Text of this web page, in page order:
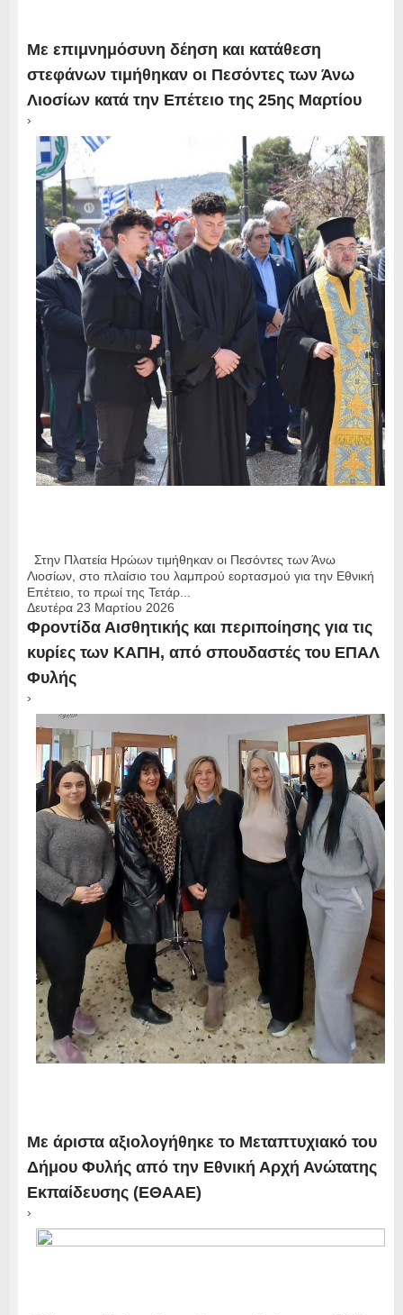
Με επιμνημόσυνη δέηση και κατάθεση
στεφάνων τιμήθηκαν οι Πεσόντες των Άνω
Λιοσίων κατά την Επέτειο της 25ης Μαρτίου
›
Στην Πλατεία Ηρώων τιμήθηκαν οι Πεσόντες των Άνω
Λιοσίων, στο πλαίσιο του λαμπρού εορτασμού για την Εθνική
Επέτειο, το πρωί της Τετάρ...
Δευτέρα 23 Μαρτίου 2026
Φροντίδα Αισθητικής και περιποίησης για τις
κυρίες των ΚΑΠΗ, από σπουδαστές του ΕΠΑΛ
Φυλής
›
Με άριστα αξιολογήθηκε το Μεταπτυχιακό του
Δήμου Φυλής από την Εθνική Αρχή Ανώτατης
Εκπαίδευσης (ΕΘΑΑΕ)
›